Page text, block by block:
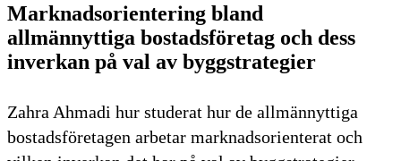
Marknadsorientering bland
allmännyttiga bostadsföretag och dess
inverkan på val av byggstrategier
Zahra Ahmadi hur studerat hur de allmännyttiga
bostadsföretagen arbetar marknadsorienterat och